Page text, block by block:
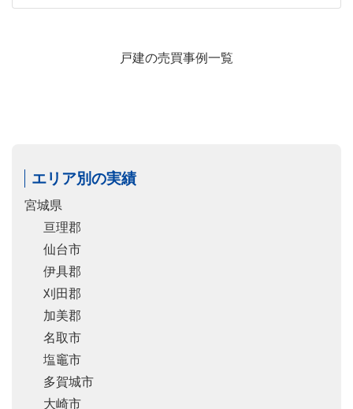
戸建の売買事例一覧
エリア別の実績
宮城県
亘理郡
仙台市
伊具郡
刈田郡
加美郡
名取市
塩竈市
多賀城市
大崎市